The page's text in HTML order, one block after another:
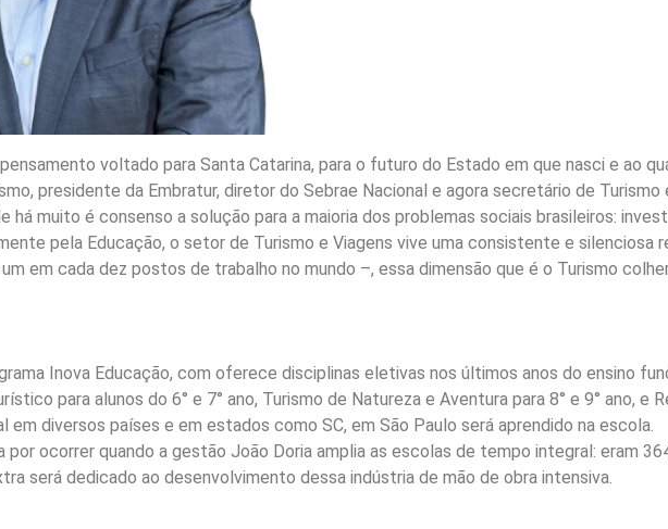
voltado para Santa Catarina, para o futuro do Estado em que nasci e ao
presidente da Embratur, diretor do Sebrae Nacional e agora secretário de
há muito é consenso a solução para a maioria dos problemas sociais brasileiros:
pela Educação, o setor de Turismo e Viagens vive uma consistente e
em cada dez postos de trabalho no mundo –, essa dimensão que é o Turismo
Inova Educação, com oferece disciplinas eletivas nos últimos anos do ensino
para alunos do 6° e 7° ano, Turismo de Natureza e Aventura para 8° e 9° ano, e
em diversos países e em estados como SC, em São Paulo será aprendido na escola.
ocorrer quando a gestão João Doria amplia as escolas de tempo integral: eram
será dedicado ao desenvolvimento dessa indústria de mão de obra intensiva.